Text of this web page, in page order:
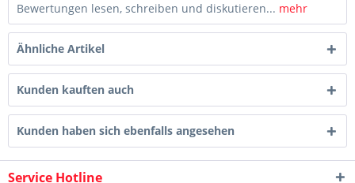
Bewertungen lesen, schreiben und diskutieren... mehr
Ähnliche Artikel
Kunden kauften auch
Kunden haben sich ebenfalls angesehen
Service Hotline